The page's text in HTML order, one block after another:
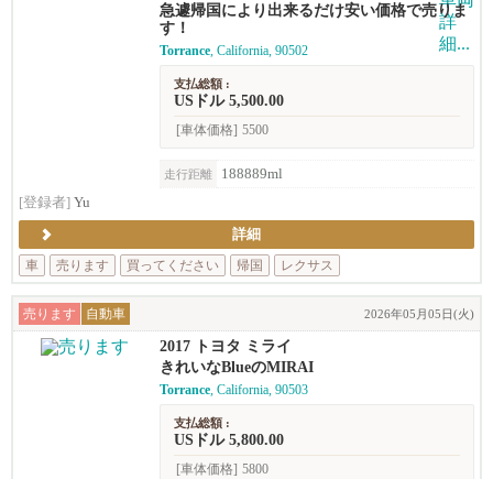
急遽帰国により出来るだけ安い価格で売りま
す！
Torrance, California, 90502
支払総額 :
USドル 5,500.00
[車体価格] 5500
走行距離
188889ml
[登録者] Yu
詳細
車
売ります 買ってください 帰国 レクサス
売ります 自動車 2026年05月05日(火)
2017 トヨタ ミライ
きれいなBlueのMIRAI
Torrance, California, 90503
支払総額 :
USドル 5,800.00
[車体価格] 5800